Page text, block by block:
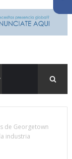
de Georgetown
industria